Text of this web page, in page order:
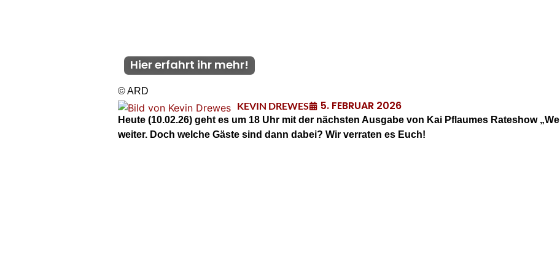
Hier erfahrt ihr mehr!
© ARD
KEVIN DREWES 5. FEBRUAR 2026
Heute (10.02.26) geht es um 18 Uhr mit der nächsten Ausgabe von Kai Pflaumes Rateshow
weiter. Doch welche Gäste sind dann dabei? Wir verraten es Euch!